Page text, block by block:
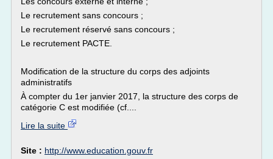
Le recrutement sans concours ;
Le recrutement réservé sans concours ;
Le recrutement PACTE.
Modification de la structure du corps des adjoints
administratifs
À compter du 1er janvier 2017, la structure des corps de
catégorie C est modifiée (cf....
Lire la suite
Site : http://www.education.gouv.fr